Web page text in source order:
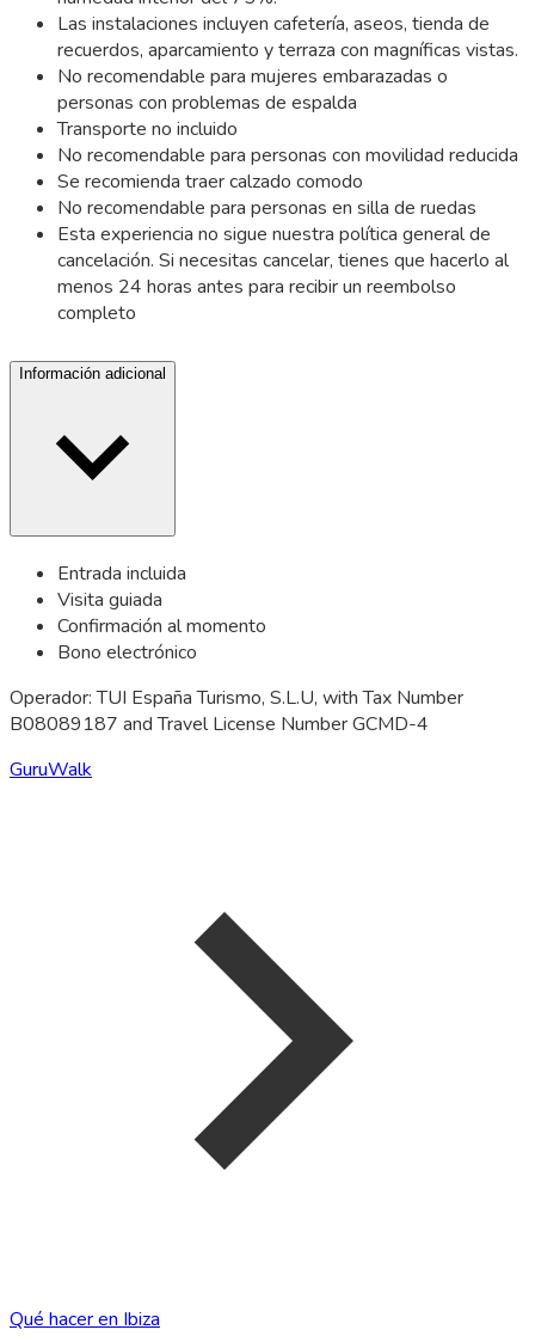
Las instalaciones incluyen cafetería, aseos, tienda de
recuerdos, aparcamiento y terraza con magníficas vistas.
No recomendable para mujeres embarazadas o
personas con problemas de espalda
Transporte no incluido
No recomendable para personas con movilidad reducida
Se recomienda traer calzado comodo
No recomendable para personas en silla de ruedas
Esta experiencia no sigue nuestra política general de
cancelación. Si necesitas cancelar, tienes que hacerlo al
menos 24 horas antes para recibir un reembolso
completo
Información adicional
Entrada incluida
Visita guiada
Confirmación al momento
Bono electrónico
Operador: TUI España Turismo, S.L.U, with Tax Number
B08089187 and Travel License Number GCMD-4
GuruWalk
Qué hacer en Ibiza